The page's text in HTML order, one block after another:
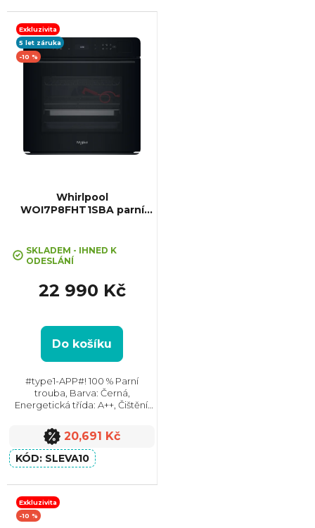
2750 W, Gril , Rozměry (VxŠxH):...
Exkluzivita
5 let záruka
-10 %
Whirlpool
WOI7P8FHT1SBA parní
SKLADEM - IHNED K
ODESLÁNÍ
22 990 Kč
Do košíku
#type1-APP#! 100 % Parní
trouba, Barva: Černá,
Energetická třída: A++, Čištění:
příkon: 3450 W, Rozměry
(VxŠxH): 597x595x564 mm,
Výbava: Teleskopický výsuv,...
20,691 Kč
SLEVA10
Exkluzivita
-10 %